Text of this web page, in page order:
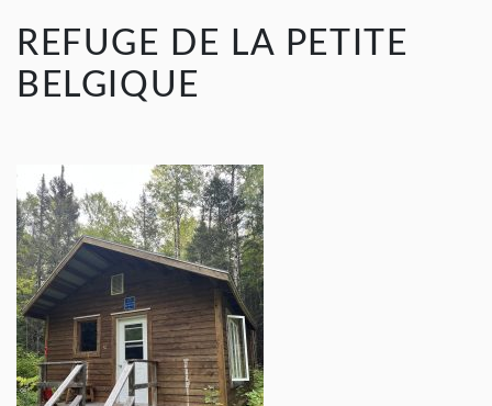
REFUGE DE LA PETITE
BELGIQUE